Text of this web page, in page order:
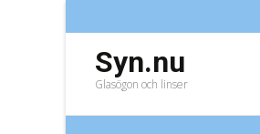
Syn.nu
Glasögon och linser